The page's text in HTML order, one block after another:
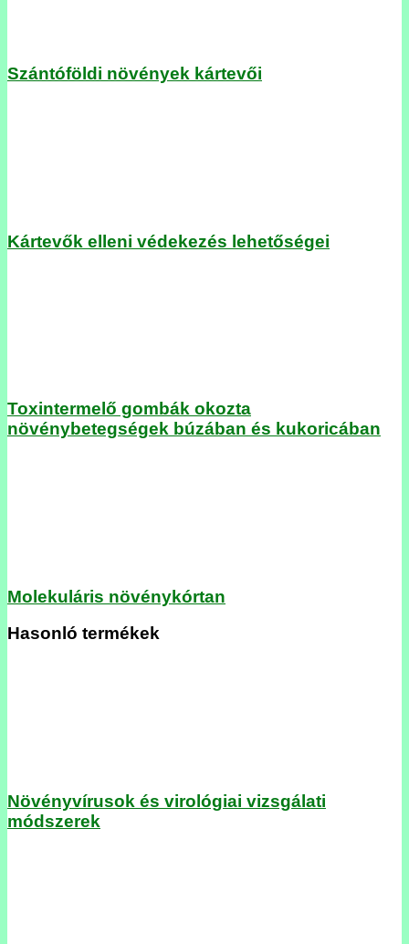
Szántóföldi növények kártevői
Kártevők elleni védekezés lehetőségei
Toxintermelő gombák okozta
növénybetegségek búzában és kukoricában
Molekuláris növénykórtan
Hasonló termékek
Növényvírusok és virológiai vizsgálati
módszerek